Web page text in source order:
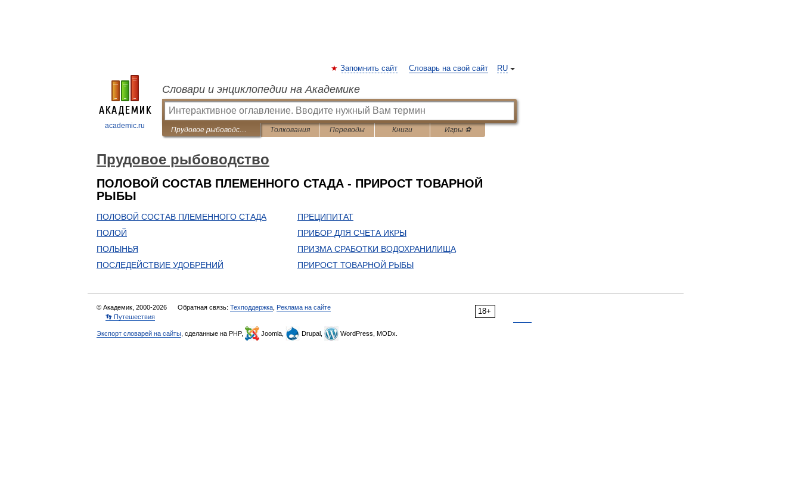
academic.ru
RU
Запомнить сайт Словарь на свой сайт
Словари и энциклопедии на Академике
Прудовое рыбоводство Толкования Переводы Книги Игры ⚽
Прудовое рыбоводство
ПОЛОВОЙ СОСТАВ ПЛЕМЕННОГО СТАДА - ПРИРОСТ ТОВАРНОЙ
РЫБЫ
ПОЛОВОЙ СОСТАВ ПЛЕМЕННОГО СТАДА
ПОЛОЙ
ПОЛЫНЬЯ
ПОСЛЕДЕЙСТВИЕ УДОБРЕНИЙ
ПРЕЦИПИТАТ
ПРИБОР ДЛЯ СЧЕТА ИКРЫ
ПРИЗМА СРАБОТКИ ВОДОХРАНИЛИЩА
ПРИРОСТ ТОВАРНОЙ РЫБЫ
18+
© Академик, 2000-2026 Обратная связь: Техподдержка Реклама на сайте
👣 Путешествия
Экспорт словарей на сайты , сделанные на PHP, Joomla, Drupal, WordPress, MODx.